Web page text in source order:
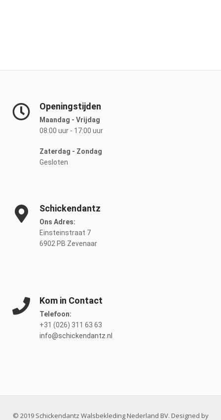
Openingstijden
Maandag - Vrijdag
08:00 uur - 17:00 uur
Zaterdag - Zondag
Gesloten
Schickendantz
Ons Adres:
Einsteinstraat 7
6902 PB Zevenaar
Kom in Contact
Telefoon:
+31 (026) 311 63 63
info@schickendantz.nl
© 2019 Schickendantz Walsbekleding Nederland BV. Designed by